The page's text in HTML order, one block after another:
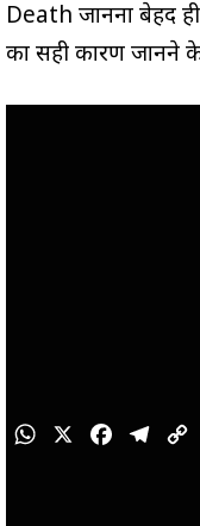
Death जानना बेहद
का सही कारण जानने
W